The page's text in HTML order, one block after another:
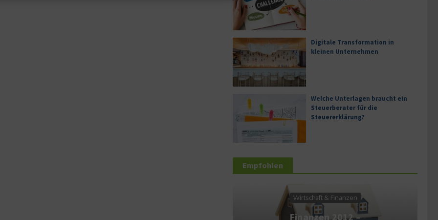
Digitale Transformation in
kleinen Unternehmen
Welche Unterlagen braucht ein
Steuerberater für die
Steuererklärung?
Empfohlen
Wirtschaft & Finanzen
Finanzen 2012 –